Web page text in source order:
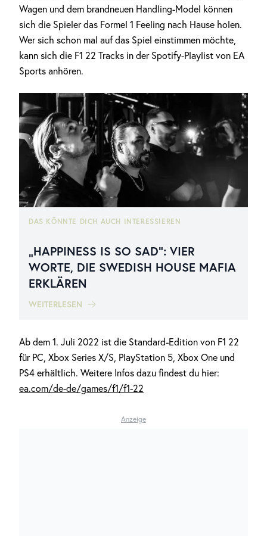
Wagen und dem brandneuen Handling-Model können
sich die Spieler das Formel 1 Feeling nach Hause holen.
Wer sich schon mal auf das Spiel einstimmen möchte,
kann sich die F1 22 Tracks in der Spotify-Playlist von EA
Sports anhören.
DAS KÖNNTE DICH AUCH INTERESSIEREN
„HAPPINESS IS SO SAD“: VIER
WORTE, DIE SWEDISH HOUSE MAFIA
ERKLÄREN
WEITERLESEN
Ab dem 1. Juli 2022 ist die Standard-Edition von F1 22
für PC, Xbox Series X/S, PlayStation 5, Xbox One und
PS4 erhältlich. Weitere Infos dazu findest du hier:
ea.com/de-de/games/f1/f1-22
Anzeige